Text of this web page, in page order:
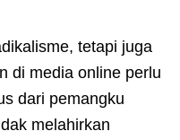
tetapi juga
di media online perlu
dari pemangku
melahirkan